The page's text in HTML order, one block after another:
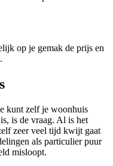
op je gemak de prijs en
kunt zelf je woonhuis
is de vraag. Al is het
zeer veel tijd kwijt gaat
als particulier puur
misloopt.